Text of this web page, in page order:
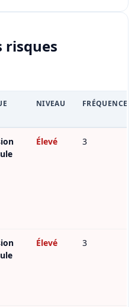
risques
NIVEAU FRÉQUENCE
Élevé 3
Élevé 3